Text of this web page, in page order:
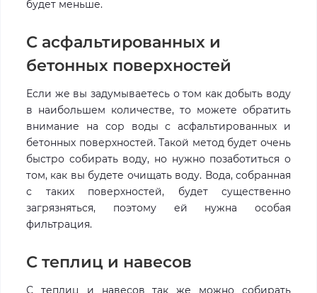
будет меньше.
С асфальтированных и
бетонных поверхностей
Если же вы задумываетесь о том как добыть воду
в наибольшем количестве, то можете обратить
внимание на сор воды с асфальтированных и
бетонных поверхностей. Такой метод будет очень
быстро собирать воду, но нужно позаботиться о
том, как вы будете очищать воду. Вода, собранная
с таких поверхностей, будет существенно
загрязняться, поэтому ей нужна особая
фильтрация.
С теплиц и навесов
С теплиц и навесов так же можно собирать